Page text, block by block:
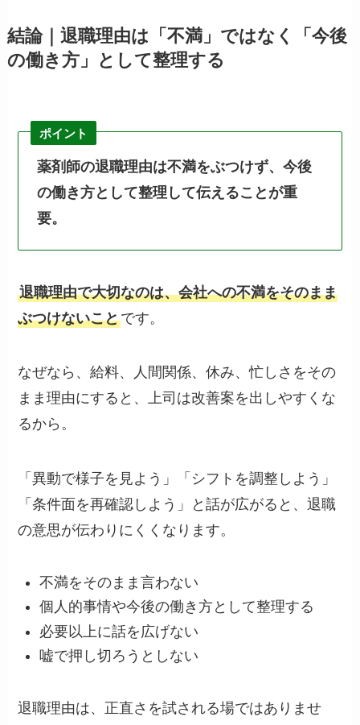
結論｜退職理由は「不満」ではなく「今後
の働き方」として整理する
ポイント
薬剤師の退職理由は不満をぶつけず、今後
の働き方として整理して伝えることが重
要。
退職理由で大切なのは、会社への不満をそのまま
ぶつけないことです。
なぜなら、給料、人間関係、休み、忙しさをその
まま理由にすると、上司は改善案を出しやすくな
るから。
「異動で様子を見よう」「シフトを調整しよう」
「条件面を再確認しよう」と話が広がると、退職
の意思が伝わりにくくなります。
不満をそのまま言わない
個人的事情や今後の働き方として整理する
必要以上に話を広げない
嘘で押し切ろうとしない
退職理由は、正直さを試される場ではありませ